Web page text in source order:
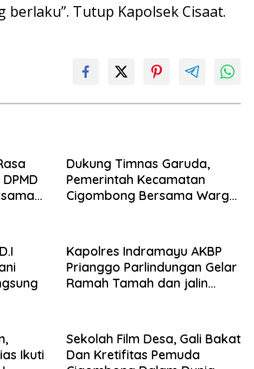
berlaku”. Tutup Kapolsek Cisaat.
Dukung Timnas Garuda,
Pemerintah Kecamatan
Cigombong Bersama Warga
Kapolres Indramayu AKBP
Prianggo Parlindungan Gelar
Ramah Tamah dan jalin
Ikuti
Sekolah Film Desa, Gali Bakat
Dan Kretifitas Pemuda